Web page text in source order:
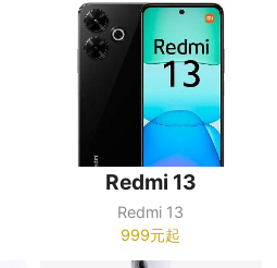
Redmi 13
Redmi 13
999元起